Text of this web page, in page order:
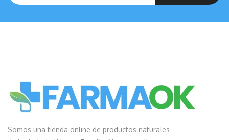
Somos una tienda online de productos naturales